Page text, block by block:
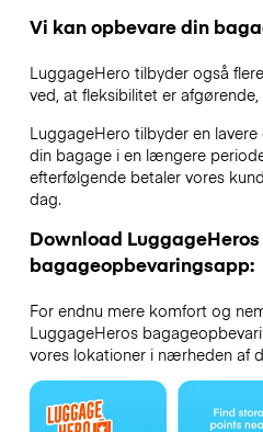
Vi kan opbevare din
LuggageHero tilbyder også
ved, at fleksibilitet er afgørende,
LuggageHero tilbyder en
din bagage i en længere
efterfølgende betaler vores
dag.
Download
bagageopbevaringsapp:
For endnu mere komfort og
LuggageHeros
vores lokationer i nærheden af